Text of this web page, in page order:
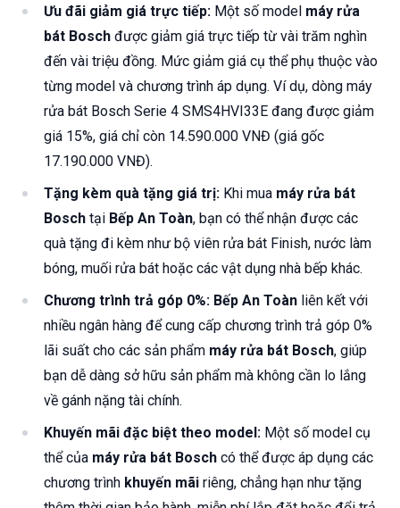
Ưu đãi giảm giá trực tiếp: Một số model máy rửa
bát Bosch được giảm giá trực tiếp từ vài trăm nghìn
đến vài triệu đồng. Mức giảm giá cụ thể phụ thuộc vào
từng model và chương trình áp dụng. Ví dụ, dòng máy
rửa bát Bosch Serie 4 SMS4HVI33E đang được giảm
giá 15%, giá chỉ còn 14.590.000 VNĐ (giá gốc
17.190.000 VNĐ).
Tặng kèm quà tặng giá trị: Khi mua máy rửa bát
Bosch tại Bếp An Toàn, bạn có thể nhận được các
quà tặng đi kèm như bộ viên rửa bát Finish, nước làm
bóng, muối rửa bát hoặc các vật dụng nhà bếp khác.
Chương trình trả góp 0%: Bếp An Toàn liên kết với
nhiều ngân hàng để cung cấp chương trình trả góp 0%
lãi suất cho các sản phẩm máy rửa bát Bosch, giúp
bạn dễ dàng sở hữu sản phẩm mà không cần lo lắng
về gánh nặng tài chính.
Khuyến mãi đặc biệt theo model: Một số model cụ
thể của máy rửa bát Bosch có thể được áp dụng các
chương trình khuyến mãi riêng, chẳng hạn như tặng